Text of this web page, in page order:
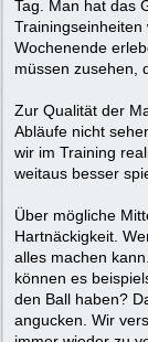
Tag. Man hat das
Wochenende
müssen zusehen,
Zur Qualität der
Abläufe nicht
wir im Training
weitaus besser
Über mögliche
Hartnäckigkeit.
alles machen
können es
den Ball haben?
angucken. Wir